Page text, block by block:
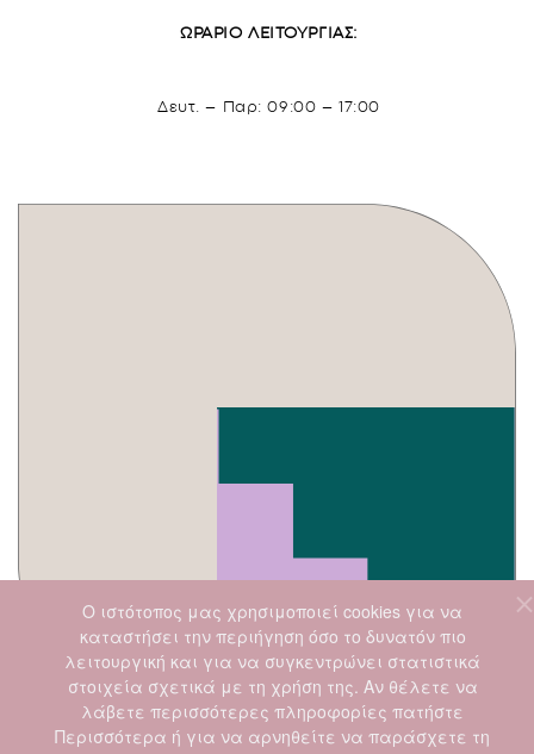
Ο ιστότοπoς μας χρησιμοποιεί cookies για να
καταστήσει την περιήγηση όσο το δυνατόν πιο
λειτουργική και για να συγκεντρώνει στατιστικά
στοιχεία σχετικά με τη χρήση της. Αν θέλετε να
λάβετε περισσότερες πληροφορίες πατήστε
Περισσότερα ή για να αρνηθείτε να παράσχετε τη
ΩΡΆΡΙΟ ΛΕΙΤΟΥΡΓΊΑΣ:
Δευτ. – Παρ: 09:00 – 17:00